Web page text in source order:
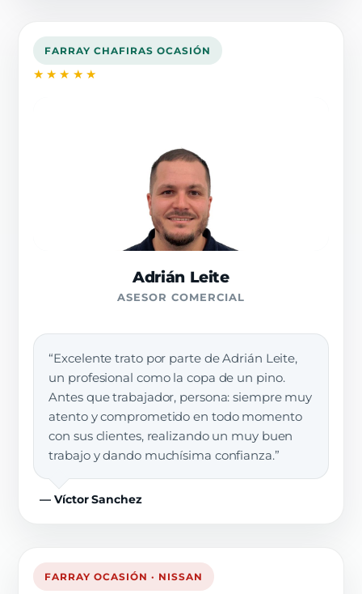
FARRAY CHAFIRAS OCASIÓN
★★★★★
Adrián Leite
ASESOR COMERCIAL
“Excelente trato por parte de Adrián Leite,
un profesional como la copa de un pino.
Antes que trabajador, persona: siempre muy
atento y comprometido en todo momento
con sus clientes, realizando un muy buen
trabajo y dando muchísima confianza.”
— Víctor Sanchez
FARRAY OCASIÓN · NISSAN